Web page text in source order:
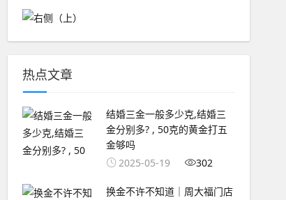
热点文章
结婚三金一般多少克,结婚三
金分别多? , 50克的黄金打五
金够吗
2025-05-19
302
换金不许不知道｜周大福门店